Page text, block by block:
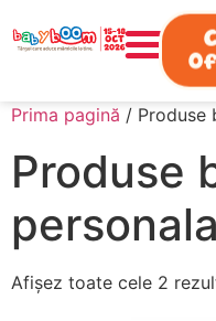
0730.808.038
Prima pagină / Produse
Produse
personala
Afișez toate cele 2